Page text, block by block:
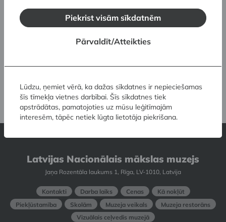
Latvijas Nacionālais mākslas muzejs
Komandas saliedēšanas
Kā top glezna?
Latvijas Nacionālais mākslas muzejs
Jaņa Rozentāla laukums 1, Rīga, LV-1010, Latvija
Kontakti Darba laiks Cenas
Kā nokļūt
Piekļūstamība
Skolām Muzeja veikals
Muzeja restorāns
Vizuālais ceļvedis muzejā
Piekrist visām sīkdatnēm
Pārvaldīt/Atteikties
Lūdzu, ņemiet vērā, ka dažas sīkdatnes ir nepieciešamas
šīs tīmekļa vietnes darbībai. Šīs sīkdatnes tiek
apstrādātas, pamatojoties uz mūsu leģitīmajām
interesēm, tāpēc netiek lūgta lietotāja piekrišana.